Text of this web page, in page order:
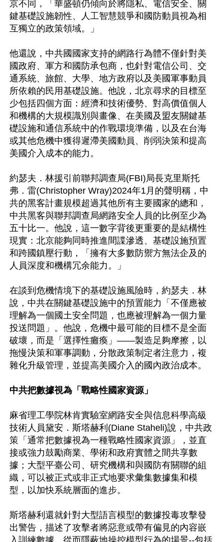
京不同，「華盛頓仍傾向於將隱私、電信安全、關
鍵基礎設施韌性、人工智慧競爭和國防動員視為相
互獨立的政策領域。」
他還說，中共國國家支持的網路行為體不僅針對美
國政府、軍方和國防承包商，也針對電信公司、交
通系統、旅館、大學、地方政府以及美國軍事動員
所依賴的民用基礎設施。他說，北京尋求的目標至
少包括四個方面：經濟和技術優勢、對高價值個人
和機構的大規模識別與畫像、在美國及盟友關鍵基
礎設施和通信系統中的作戰環境準備，以及在台海
或其他危機中獲得遲滯美國動員、削弱決策和提高
美國介入成本的能力。
約瑟夫．林援引前聯邦調查局(FBI)局長克里斯托
弗．雷(Christopher Wray)2024年1月的聲明稱，中
共的黑客計畫規模超過其他所有主要國家的總和，
中共黑客與聯邦調查局網路安全人員的比例至少為
五十比一。他說，這一數字背後更重要的是結構性
現實：北京能夠同時推進間諜滲透、基礎設施預置
和跨國鎮壓行動，「擁有大多數防禦方無法企及的
人員深度和機構冗余能力。」
在談到危機情境下的基礎設施風險時，約瑟夫．林
說，中共在關鍵基礎設施中的預置能力「不僅應被
理解為一個國土安全問題，也應被理解為一個力量
投送問題」。他說，危機中最可能的目標不是全面
破壞，而是「選擇性癱瘓」——製造足夠摩擦，以
拖慢決策和軍事調動，分散政策制定者注意力，複
雜化升級管理，並提高美國介入的國內政治成本。
中共把數據視為「戰略性國家資源」
麻省理工學院林肯實驗室網路安全與信息科學高級
技術人員黛安．斯塔赫利(Diane Staheli)說，中共政
策「通常把數據視為一種戰略性國家資源」，並直
接或強力鼓勵商業、學術和政府實體之間共享數
據；大型平臺公司、研究機構和與國防有關聯的組
織，可以被正式或非正式地要求彙集數據集和模
型，以加快系統層面的進步。
斯塔赫利還就針對大型語言模型的數據投毒攻擊發
出警告，描述了攻擊者將惡意或帶有偏見的內容嵌
入訓練數據、從而隱蔽地操控模型行為的場景--包括